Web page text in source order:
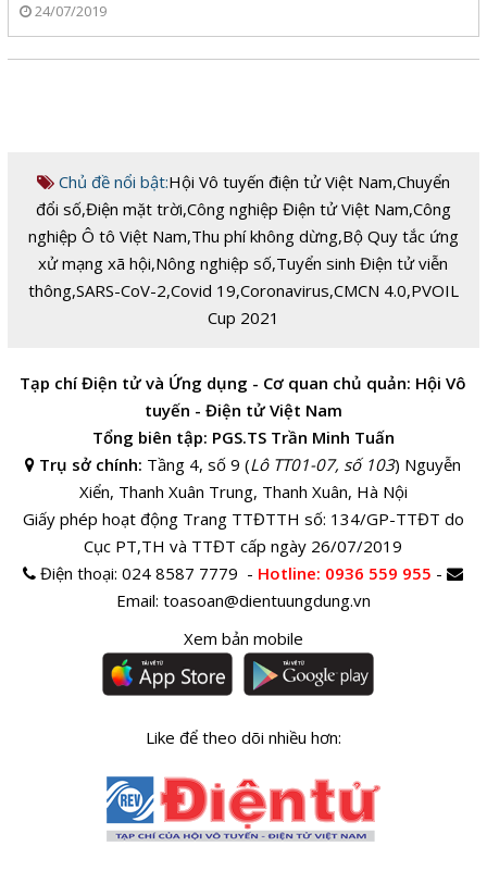
24/07/2019
Chủ đề nổi bật:Hội Vô tuyến điện tử Việt Nam,Chuyển
đổi số,Điện mặt trời,Công nghiệp Điện tử Việt Nam,Công
nghiệp Ô tô Việt Nam,Thu phí không dừng,Bộ Quy tắc ứng
xử mạng xã hội,Nông nghiệp số,Tuyển sinh Điện tử viễn
thông,SARS-CoV-2,Covid 19,Coronavirus,CMCN 4.0,PVOIL
Cup 2021
Tạp chí Điện tử và Ứng dụng - Cơ quan chủ quản: Hội Vô
tuyến - Điện tử Việt Nam
Tổng biên tập: PGS.TS Trần Minh Tuấn
Trụ sở chính: Tầng 4, số 9 (Lô TT01-07, số 103) Nguyễn
Xiển, Thanh Xuân Trung, Thanh Xuân, Hà Nội
Giấy phép hoạt động Trang TTĐTTH số: 134/GP-TTĐT do
Cục PT,TH và TTĐT cấp ngày 26/07/2019
Điện thoại:024 8587 7779 - Hotline: 0936 559 955 -
Email: toasoan@dientuungdung.vn
Xem bản mobile
Like để theo dõi nhiều hơn: